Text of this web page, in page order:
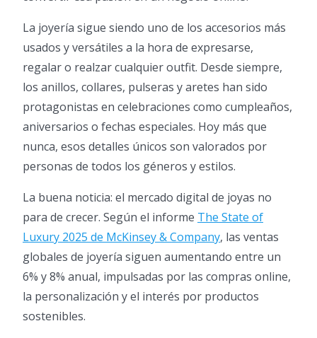
La joyería sigue siendo uno de los accesorios más
usados y versátiles a la hora de expresarse,
regalar o realzar cualquier outfit. Desde siempre,
los anillos, collares, pulseras y aretes han sido
protagonistas en celebraciones como cumpleaños,
aniversarios o fechas especiales. Hoy más que
nunca, esos detalles únicos son valorados por
personas de todos los géneros y estilos.
La buena noticia: el mercado digital de joyas no
para de crecer. Según el informe The State of
Luxury 2025 de McKinsey & Company, las ventas
globales de joyería siguen aumentando entre un
6% y 8% anual, impulsadas por las compras online,
la personalización y el interés por productos
sostenibles.